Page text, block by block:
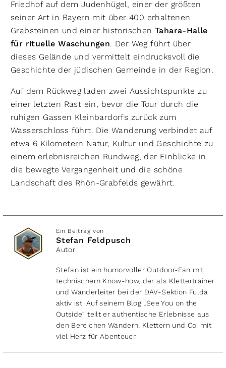
Friedhof auf dem Judenhügel, einer der größten
seiner Art in Bayern mit über 400 erhaltenen
Grabsteinen und einer historischen Tahara-Halle
für rituelle Waschungen. Der Weg führt über
dieses Gelände und vermittelt eindrucksvoll die
Geschichte der jüdischen Gemeinde in der Region.
Auf dem Rückweg laden zwei Aussichtspunkte zu
einer letzten Rast ein, bevor die Tour durch die
ruhigen Gassen Kleinbardorfs zurück zum
Wasserschloss führt. Die Wanderung verbindet auf
etwa 6 Kilometern Natur, Kultur und Geschichte zu
einem erlebnisreichen Rundweg, der Einblicke in
die bewegte Vergangenheit und die schöne
Landschaft des Rhön-Grabfelds gewährt.
Ein Beitrag von
Stefan Feldpusch
Autor
Stefan ist ein humorvoller Outdoor-Fan mit
technischem Know-how, der als Klettertrainer
und Wanderleiter bei der DAV-Sektion Fulda
aktiv ist. Auf seinem Blog „See You on the
Outside“ teilt er authentische Erlebnisse aus
den Bereichen Wandern, Klettern und Co. mit
viel Herz für Abenteuer.